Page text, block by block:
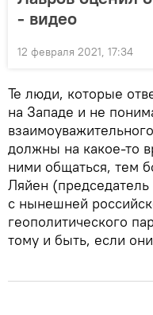
- видео
12 февраля 2021, 17:34
Те люди, которые
на Западе и не
должны на какое-то
ними общаться, тем
Ляйен (председатель
с нынешней
геополитического
тому и быть, если